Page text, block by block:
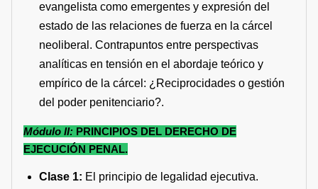
evangelista como emergentes y expresión del
estado de las relaciones de fuerza en la cárcel
neoliberal. Contrapuntos entre perspectivas
analíticas en tensión en el abordaje teórico y
empírico de la cárcel: ¿Reciprocidades o gestión
del poder penitenciario?.
Módulo II: PRINCIPIOS DEL DERECHO DE
EJECUCIÓN PENAL.
Clase 1: El principio de legalidad ejecutiva.